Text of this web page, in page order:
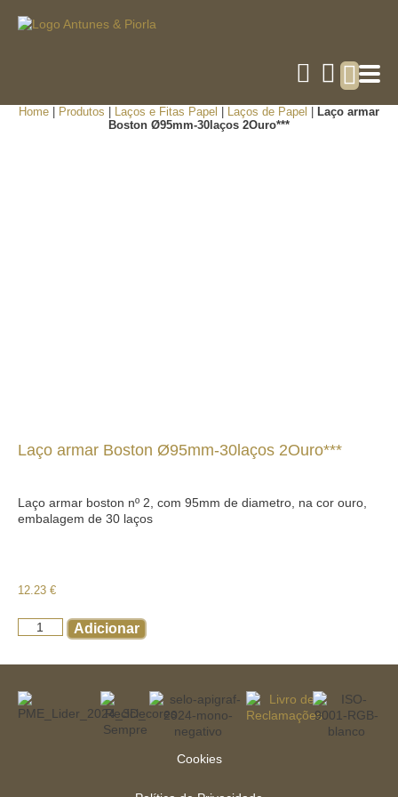
Home Produtos Laços e Fitas Papel Laços de Papel
Laço armar
Boston Ø95mm-30laços 2Ouro***
Laço armar Boston Ø95mm-30laços 2Ouro***
Laço armar boston nº 2, com 95mm de diametro, na cor ouro,
embalagem de 30 laços
12.23 €
Adicionar
Cookies